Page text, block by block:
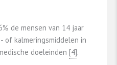
de mensen van 14 jaar
of kalmeringsmiddelen in
doeleinden ​[4]​.